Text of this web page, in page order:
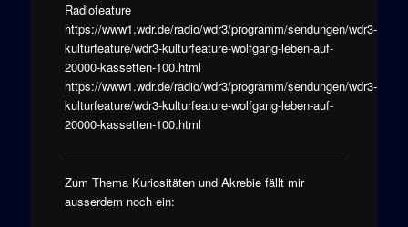
Radiofeature
https://www1.wdr.de/radio/wdr3/programm/sendungen/wdr3-
kulturfeature/wdr3-kulturfeature-wolfgang-leben-auf-
20000-kassetten-100.html
https://www1.wdr.de/radio/wdr3/programm/sendungen/wdr3-
kulturfeature/wdr3-kulturfeature-wolfgang-leben-auf-
20000-kassetten-100.html
Zum Thema Kuriositäten und Akrebie fällt mir
ausserdem noch ein: